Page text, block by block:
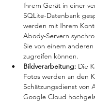
Ihrem Gerät in einer
SQLite-Datenbank
werden mit Ihrem
Abody-Servern
Sie von einem
zugreifen können.
Bildverarbeitung: Die
Fotos werden an den
Schätzungsdienst von
Google Cloud